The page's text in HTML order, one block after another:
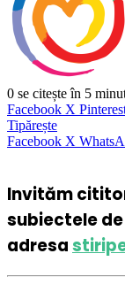
0 se citește în 5
Facebook X
Tipărește
Facebook X
Invităm
subiectele
adresa